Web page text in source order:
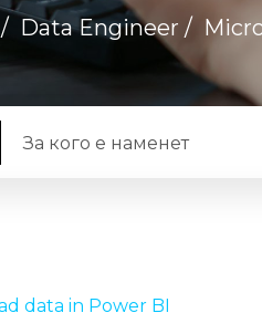
/ Data Engineer /
За кого е наменет
data in Power BI